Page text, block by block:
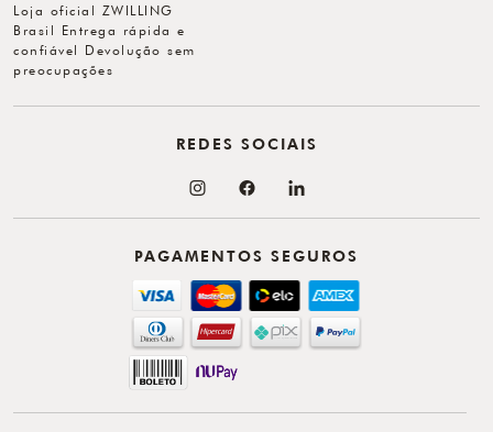
Loja oficial ZWILLING
Brasil Entrega rápida e
confiável Devolução sem
preocupações
PAGAMENTOS SEGUROS
REDES SOCIAIS